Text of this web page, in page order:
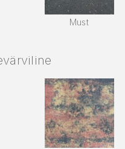
Must